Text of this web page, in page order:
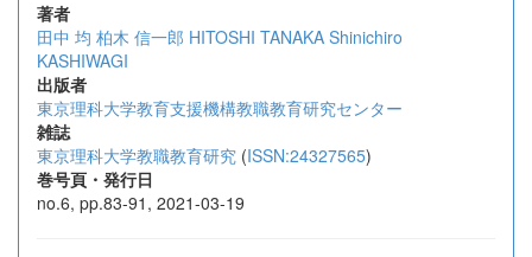
著者
田中 均 柏木 信一郎 HITOSHI TANAKA Shinichiro
KASHIWAGI
出版者
東京理科大学教育支援機構教職教育研究センター
雑誌
東京理科大学教職教育研究 (ISSN:24327565)
巻号頁・発行日
no.6, pp.83-91, 2021-03-19